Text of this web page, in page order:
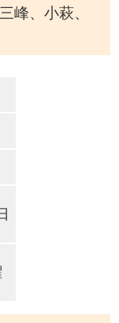
峰、小萩、